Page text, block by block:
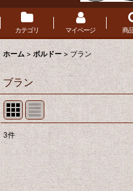
カテゴリ マイページ 商
ホーム > ボルドー > ブラン
ブラン
表示数 :
並び順 :
3件